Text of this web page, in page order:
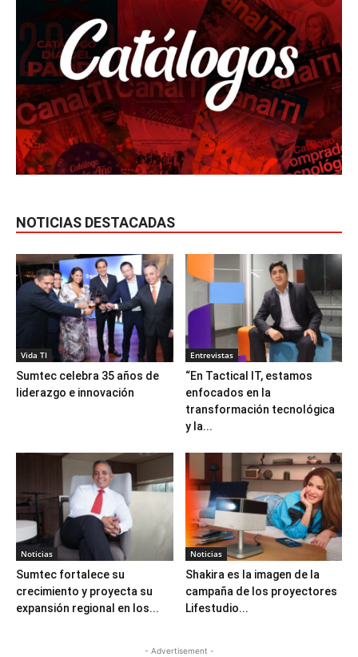
NOTICIAS DESTACADAS
Vida TI
Sumtec celebra 35 años de
liderazgo e innovación
Entrevistas
“En Tactical IT, estamos
enfocados en la
transformación tecnológica
y la...
Noticias
Sumtec fortalece su
crecimiento y proyecta su
expansión regional en los...
Noticias
Shakira es la imagen de la
campaña de los proyectores
Lifestudio...
- Advertisement -